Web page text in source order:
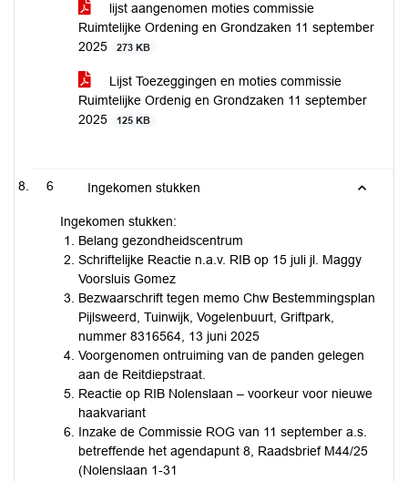
lijst aangenomen moties commissie
Ruimtelijke Ordening en Grondzaken 11 september
2025
273 KB
Lijst Toezeggingen en moties commissie
Ruimtelijke Ordenig en Grondzaken 11 september
2025
125 KB
6 Ingekomen stukken
Ingekomen stukken:
Belang gezondheidscentrum
Schriftelijke Reactie n.a.v. RIB op 15 juli jl. Maggy
Voorsluis Gomez
Bezwaarschrift tegen memo Chw Bestemmingsplan
Pijlsweerd, Tuinwijk, Vogelenbuurt, Griftpark,
nummer 8316564, 13 juni 2025
Voorgenomen ontruiming van de panden gelegen
aan de Reitdiepstraat.
Reactie op RIB Nolenslaan – voorkeur voor nieuwe
haakvariant
Inzake de Commissie ROG van 11 september a.s.
betreffende het agendapunt 8, Raadsbrief M44/25
(Nolenslaan 1-31